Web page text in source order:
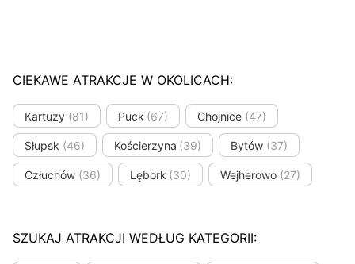
CIEKAWE ATRAKCJE W OKOLICACH:
Kartuzy (81) Puck (67) Chojnice (47)
Słupsk (46) Kościerzyna (39) Bytów (37)
Człuchów (36) Lębork (30) Wejherowo (27)
SZUKAJ ATRAKCJI WEDŁUG KATEGORII: